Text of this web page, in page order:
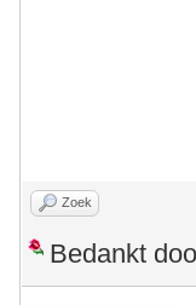
Zoek
Bedankt